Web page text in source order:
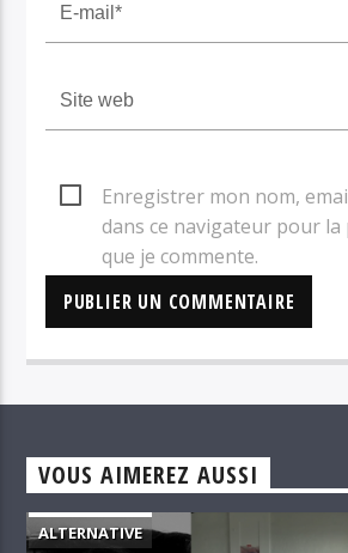
Enregistrer mon nom,
dans ce navigateur pour
que je commente.
VOUS AIMEREZ AUSSI
ALTERNATIVE